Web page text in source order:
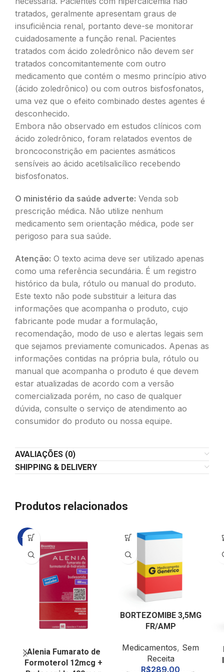
tratados, geralmente apresentam graus de
insuficiência renal, portanto deve-se monitorar
cuidadosamente a função renal. Pacientes
tratados com ácido zoledrônico não devem ser
tratados concomitantemente com outro
medicamento que contém o mesmo princípio ativo
(ácido zoledrônico) ou com outros bisfosfonatos,
uma vez que o efeito combinado destes agentes é
desconhecido.
Embora não observado em estudos clínicos com
ácido zoledrônico, foram relatados eventos de
broncoconstrição em pacientes asmáticos
sensíveis ao ácido acetilsalicílico recebendo
bisfosfonatos.
O ministério da saúde adverte: Venda sob
prescrição médica. Não utilize nenhum
medicamento sem orientação médica, pode ser
perigoso para sua saúde.
Atenção: O texto acima deve ser utilizado apenas
como uma referência secundária. É um registro
histórico da bula, rótulo ou manual do produto.
Este texto não pode substituir a leitura das
informações que acompanha o produto, cujo
fabricante pode mudar a formulação,
recomendação, modo de uso e alertas legais sem
que sejamos previamente comunicados. Apenas as
informações contidas na própria bula, rótulo ou
manual que acompanha o produto é que devem
estar atualizadas de acordo com a versão
comercializada porém, no caso de qualquer
dúvida, consulte o serviço de atendimento ao
consumidor do produto ou nossa equipe.
AVALIAÇÕES (0)
SHIPPING & DELIVERY
Produtos relacionados
-10%
Alenia Fumarato de
Formoterol 12mcg +
BORTEZOMIBE 3,5MG
FR/AMP
Medicamentos, Sem
Receita
R$289.00